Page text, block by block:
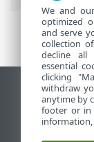
Desktop-
End of Life
ESET
We and
optimized
and serve
collection
decline all
essential
clicking
withdraw
anytime by
footer or in
information,